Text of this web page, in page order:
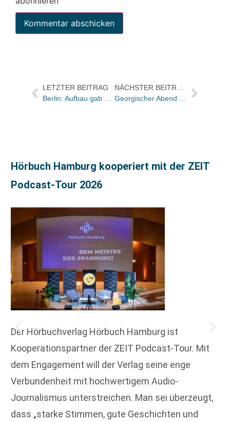
LETZTER BEITRAG
Hörbuch Hamburg kooperiert mit der ZEIT
Podcast-Tour 2026
Der Hörbuchverlag Hörbuch Hamburg ist
Kooperationspartner der ZEIT Podcast-Tour. Mit
dem Engagement will der Verlag seine enge
Verbundenheit mit hochwertigem Audio-
Journalismus unterstreichen. Man sei überzeugt,
dass „starke Stimmen, gute Geschichten und